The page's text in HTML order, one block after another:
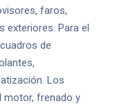
faros,
exteriores. Para el
de
Los
motor, frenado y